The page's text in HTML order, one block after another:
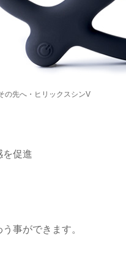
の先へ・ヒリックスシンV
を促進
事ができます。